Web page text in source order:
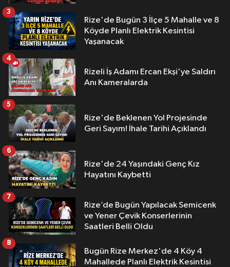
Rize'de Bugün 3 İlçe 5 Mahalle ve 8
Köyde Planlı Elektrik Kesintisi
Yaşanacak
3
Rizeli İş Adamı Ercan Ekşi'ye Saldırı
Anı Kameralarda
4
Rize'de Beklenen Yol Projesinde
Geri Sayım! İhale Tarihi Açıklandı
5
Rize'de 24 Yaşındaki Genç Kız
Hayatını Kaybetti
6
Rize’de Bugün Yapılacak Semicenk
ve Yener Çevik Konserlerinin
Saatleri Belli Oldu
7
Bugün Rize Merkez'de 4 Köy 4
Mahallede Planlı Elektrik Kesintisi
8